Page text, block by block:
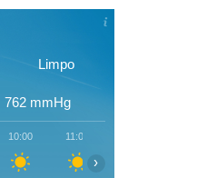
Limpo
762 mmHg
10:00 11:00
›